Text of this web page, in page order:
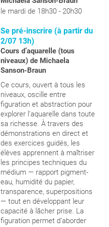
le mardi de 18h30 - 20h30
Se pré-inscrire (à partir du
2/07 13h)
Cours d’aquarelle (tous
niveaux) de Michaela
Sanson-Braun
Ce cours, ouvert à tous les
niveaux, oscille entre
figuration et abstraction pour
explorer l’aquarelle dans toute
sa richesse. À travers des
démonstrations en direct et
des exercices guidés, les
élèves apprennent à maîtriser
les principes techniques du
médium — rapport pigment-
eau, humidité du papier,
transparence, superpositions
— tout en développant leur
capacité à lâcher prise. La
figuration permet d’aborder